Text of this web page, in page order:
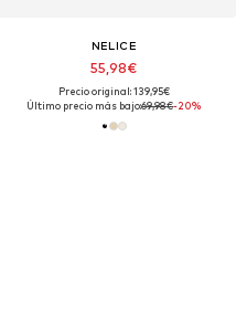
NELICE
55,98€
Precio original: 139,95€
Último precio más bajo:69,98€-20%